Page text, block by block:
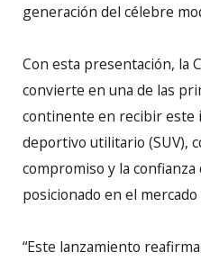
generación del célebre
Con esta presentación, la
convierte en una de las
continente en recibir este
deportivo utilitario (SUV),
compromiso y la confianza
posicionado en el
“Este lanzamiento